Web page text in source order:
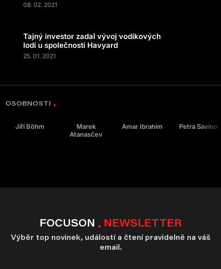
08. 02. 2021
Tajný investor zadal vývoj vodíkových
lodí u společnosti Havyard
25. 01. 2021
OSOBNOSTI
Jiří Böhm
Marek
Atanasčev
Amar Ibrahim Petra Savino
FOCUSON NEWSLETTER
Výběr top novinek, událostí a čtení pravidelně na váš
email.